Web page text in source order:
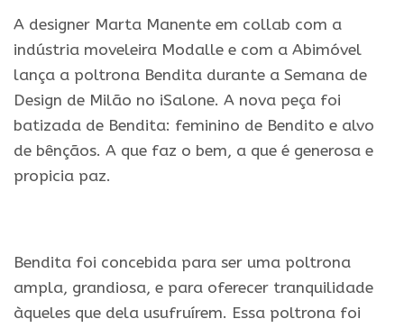
A designer Marta Manente em collab com a
indústria moveleira Modalle e com a Abimóvel
lança a poltrona Bendita durante a Semana de
Design de Milão no iSalone. A nova peça foi
batizada de Bendita: feminino de Bendito e alvo
de bênçãos. A que faz o bem, a que é generosa e
propicia paz.
Bendita foi concebida para ser uma poltrona
ampla, grandiosa, e para oferecer tranquilidade
àqueles que dela usufruírem. Essa poltrona foi